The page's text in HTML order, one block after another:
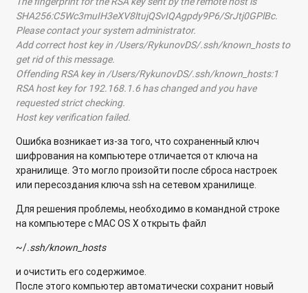
SHA256:C5Wc3muIH3eXV8ltujQSvIQAgpdy9P6/SrJtj0GPlBc.
Please contact your system administrator.
Add correct host key in /Users/RykunovDS/.ssh/known_hosts to
get rid of this message.
Offending RSA key in /Users/RykunovDS/.ssh/known_hosts:1
RSA host key for 192.168.1.6 has changed and you have
requested strict checking.
Host key verification failed.
Ошибка возникает из-за того, что сохраненный ключ
шифрования на компьютере отличается от ключа на
хранилище. Это могло произойти после сброса настроек
или пересоздания ключа ssh на сетевом хранилище.
Для решения проблемы, необходимо в командной строке
на компьютере c МАС OS X открыть файл
~/.ssh/known_hosts
и очистить его содержимое.
После этого компьютер автоматически сохранит новый